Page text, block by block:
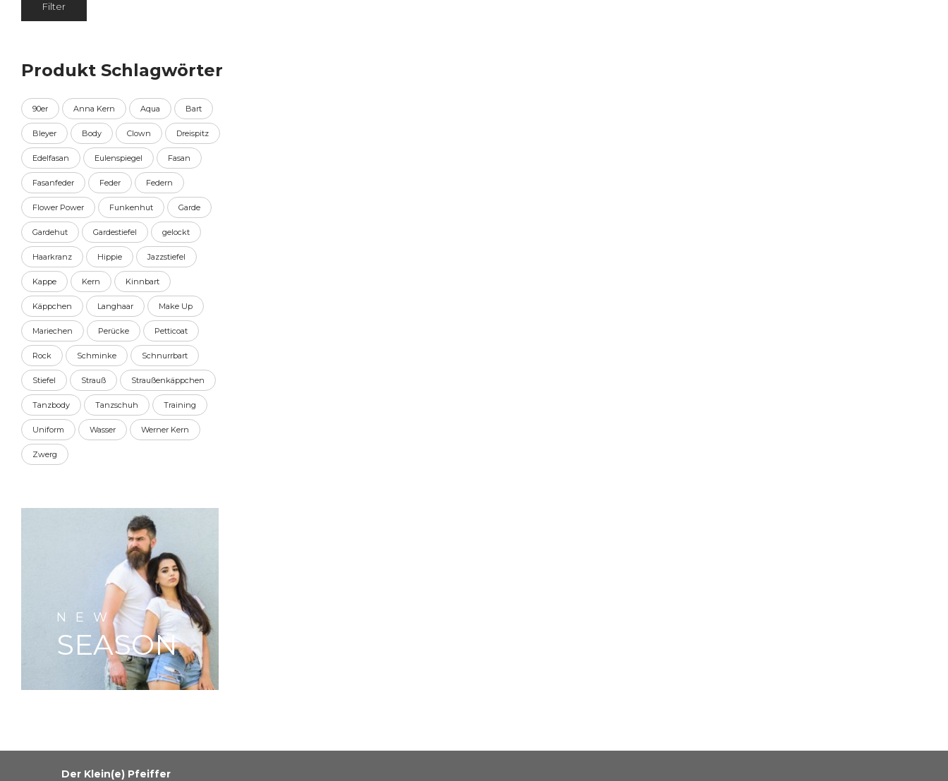
Filter
Produkt Schlagwörter
90er Anna Kern Aqua Bart
Bleyer Body Clown Dreispitz
Edelfasan Eulenspiegel Fasan
Fasanfeder Feder Federn
Flower Power Funkenhut Garde
Gardehut Gardestiefel gelockt
Haarkranz Hippie Jazzstiefel
Kappe Kern Kinnbart
Käppchen Langhaar Make Up
Mariechen Perücke Petticoat
Rock Schminke Schnurrbart
Stiefel Strauß Straußenkäppchen
Tanzbody Tanzschuh Training
Uniform Wasser Werner Kern
Zwerg
NEW
SEASON
Der Klein(e) Pfeiffer